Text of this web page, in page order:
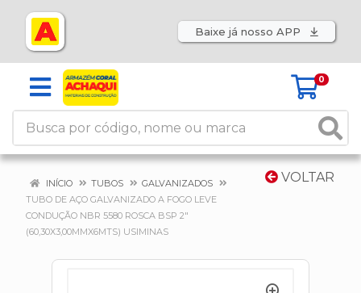
Baixe já nosso APP
0
VOLTAR
INÍCIO TUBOS
GALVANIZADOS
TUBO DE AÇO GALVANIZADO A FOGO LEVE
CONDUÇÃO NBR 5580 ROSCA BSP 2"
(60,30X3,00MMX6MTS) USIMINAS